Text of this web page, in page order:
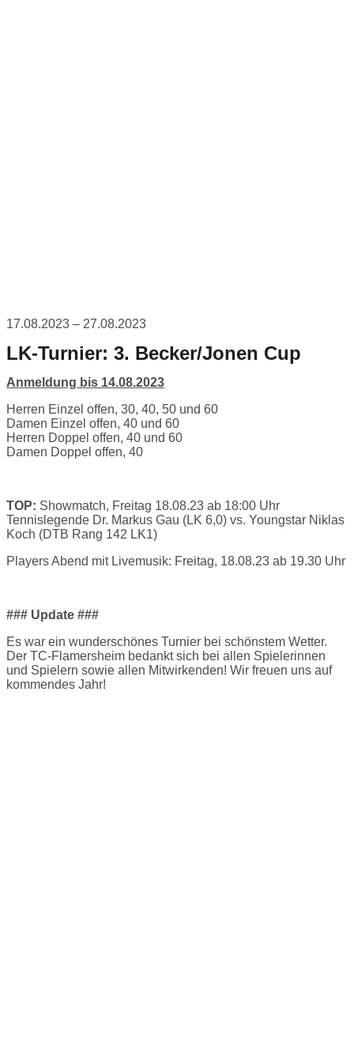
17.08.2023 – 27.08.2023
LK-Turnier: 3. Becker/Jonen Cup
Anmeldung bis 14.08.2023
Herren Einzel offen, 30, 40, 50 und 60
Damen Einzel offen, 40 und 60
Herren Doppel offen, 40 und 60
Damen Doppel offen, 40
TOP: Showmatch, Freitag 18.08.23 ab 18:00 Uhr
Tennislegende Dr. Markus Gau (LK 6,0) vs. Youngstar Niklas
Koch (DTB Rang 142 LK1)
Players Abend mit Livemusik: Freitag, 18.08.23 ab 19.30 Uhr
### Update ###
Es war ein wunderschönes Turnier bei schönstem Wetter.
Der TC-Flamersheim bedankt sich bei allen Spielerinnen
und Spielern sowie allen Mitwirkenden! Wir freuen uns auf
kommendes Jahr!